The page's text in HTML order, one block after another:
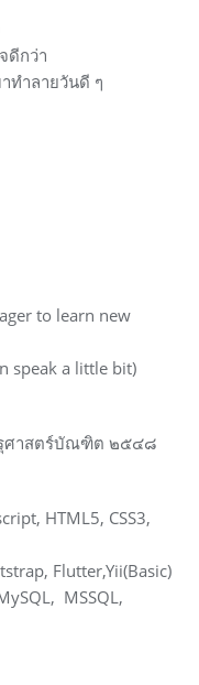
ดีกว่า
ทำลายวันดี ๆ
to learn new
speak a little bit)
ศาสตร์บัณฑิต ๒๕๔๘
HTML5, CSS3,
Flutter,Yii(Basic)
MSSQL,